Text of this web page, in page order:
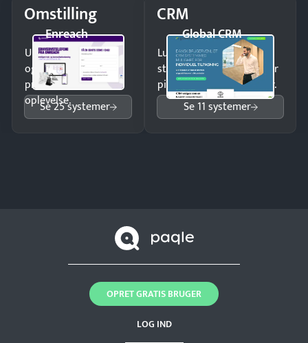
Omstilling
Enreach
Undgå tabte opkald
og giv kunderne en
professionel
oplevelse.
Se 25 systemer
CRM
Global CRM
Luk flere salg med et
struktureret overblik over
pipeline og opfølgninger.
Se 11 systemer
LOG IND
OPRET GRATIS BRUGER